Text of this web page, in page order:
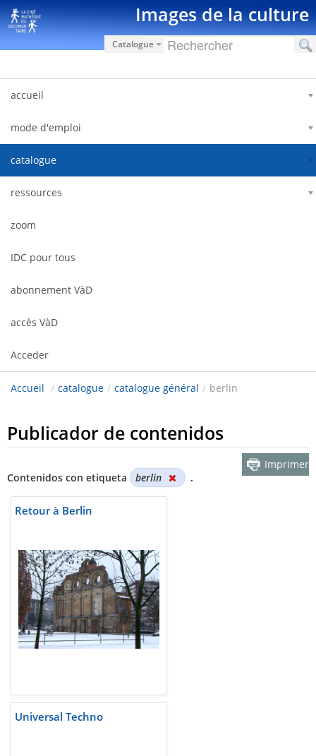
Saltar al contenido Images de la culture
Catalogue
accueil
mode d'emploi
catalogue
ressources
zoom
IDC pour tous
abonnement VàD
accès VàD
Acceder
Accueil / catalogue / catalogue général / berlin
Publicador de contenidos
Contenidos con etiqueta berlin .
Imprimer
Retour à Berlin
Universal Techno